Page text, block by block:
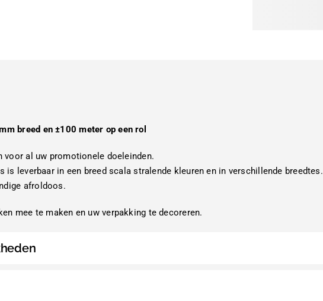
breed en ±100 meter op een rol
voor al uw promotionele doeleinden.
is leverbaar in een breed scala stralende kleuren en in verschillende breedtes.
afroldoos.
mee te maken en uw verpakking te decoreren.